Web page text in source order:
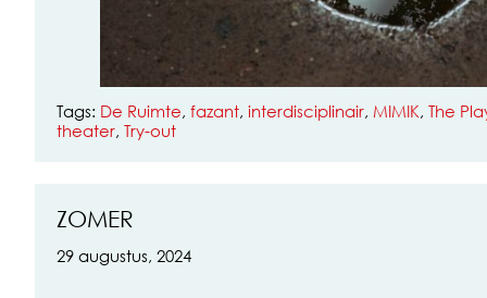
Tags: De Ruimte, fazant, interdisciplinair, MIMIK, The
theater, Try-out
ZOMER
29 augustus, 2024